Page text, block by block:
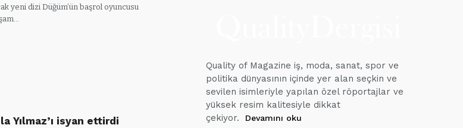
yeni dizi Düğüm’ün başrol oyuncusu
Yılmaz’ı isyan ettirdi
Quality of Magazine iş, moda, sanat, spor ve
politika dünyasının içinde yer alan seçkin ve
sevilen isimleriyle yapılan özel röportajlar ve
yüksek resim kalitesiyle dikkat
çekiyor.
Devamını oku